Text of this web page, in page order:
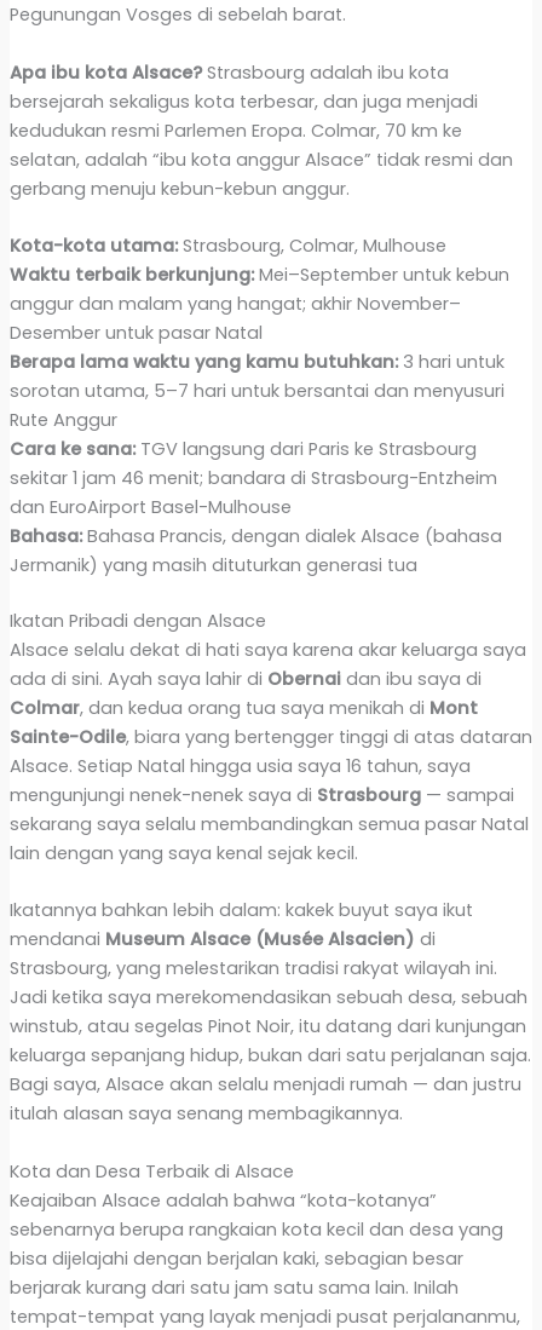
Pegunungan Vosges di sebelah barat.
Apa ibu kota Alsace?Strasbourg adalah ibu kota
bersejarah sekaligus kota terbesar, dan juga menjadi
kedudukan resmi Parlemen Eropa. Colmar, 70 km ke
selatan, adalah “ibu kota anggur Alsace” tidak resmi dan
gerbang menuju kebun-kebun anggur.
Kota-kota utama:Strasbourg, Colmar, Mulhouse
Waktu terbaik berkunjung:Mei–September untuk kebun
anggur dan malam yang hangat; akhir November–
Desember untuk pasar Natal
Berapa lama waktu yang kamu butuhkan:3 hari untuk
sorotan utama, 5–7 hari untuk bersantai dan menyusuri
Rute Anggur
Cara ke sana:TGV langsung dari Paris ke Strasbourg
sekitar 1 jam 46 menit; bandara di Strasbourg-Entzheim
dan EuroAirport Basel-Mulhouse
Bahasa:Bahasa Prancis, dengan dialek Alsace (bahasa
Jermanik) yang masih dituturkan generasi tua
Ikatan Pribadi dengan Alsace
Alsace selalu dekat di hati saya karena akar keluarga saya
ada di sini. Ayah saya lahir di Obernaidan ibu saya di
Colmar, dan kedua orang tua saya menikah di Mont
Sainte-Odile, biara yang bertengger tinggi di atas dataran
Alsace. Setiap Natal hingga usia saya 16 tahun, saya
mengunjungi nenek-nenek saya di Strasbourg— sampai
sekarang saya selalu membandingkan semua pasar Natal
lain dengan yang saya kenal sejak kecil.
Ikatannya bahkan lebih dalam: kakek buyut saya ikut
mendanai Museum Alsace (Musée Alsacien) di
Strasbourg, yang melestarikan tradisi rakyat wilayah ini.
Jadi ketika saya merekomendasikan sebuah desa, sebuah
winstub, atau segelas Pinot Noir, itu datang dari kunjungan
keluarga sepanjang hidup, bukan dari satu perjalanan saja.
Bagi saya, Alsace akan selalu menjadi rumah — dan justru
itulah alasan saya senang membagikannya.
Kota dan Desa Terbaik di Alsace
Keajaiban Alsace adalah bahwa “kota-kotanya”
sebenarnya berupa rangkaian kota kecil dan desa yang
bisa dijelajahi dengan berjalan kaki, sebagian besar
berjarak kurang dari satu jam satu sama lain. Inilah
tempat-tempat yang layak menjadi pusat perjalananmu,